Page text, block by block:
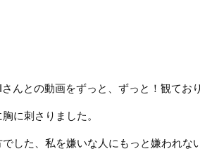
んとの動画をずっと、ずっと！観てお
に刺さりました。
した、私を嫌いな人にもっと嫌われな